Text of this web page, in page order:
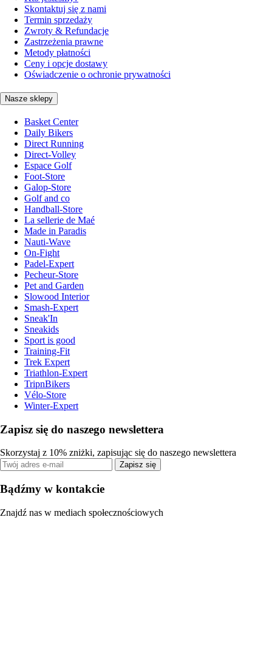
Skontaktuj się z nami
Termin sprzedaży
Zwroty & Refundacje
Zastrzeżenia prawne
Metody płatności
Ceny i opcje dostawy
Oświadczenie o ochronie prywatności
Nasze sklepy
Basket Center
Daily Bikers
Direct Running
Direct-Volley
Espace Golf
Foot-Store
Galop-Store
Golf and co
Handball-Store
La sellerie de Maé
Made in Paradis
Nauti-Wave
On-Fight
Padel-Expert
Pecheur-Store
Pet and Garden
Slowood Interior
Smash-Expert
Sneak'In
Sneakids
Sport is good
Training-Fit
Trek Expert
Triathlon-Expert
TripnBikers
Vélo-Store
Winter-Expert
Zapisz się do naszego newslettera
Skorzystaj z 10% zniżki, zapisując się do naszego newslettera
Zapisz się
Bądźmy w kontakcie
Znajdź nas w mediach społecznościowych